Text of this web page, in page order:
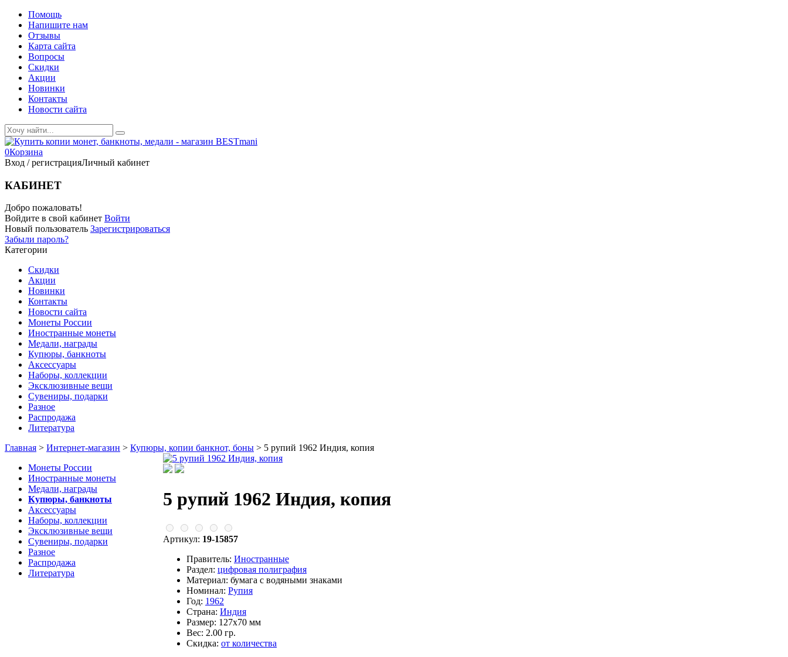
Помощь
Напишите нам
Отзывы
Карта сайта
Вопросы
Скидки
Акции
Новинки
Контакты
Новости сайта
0Корзина
Вход / регистрацияЛичный кабинет
КАБИНЕТ
Добро пожаловать!
Войдите в свой кабинет Войти
Новый пользователь Зарегистрироваться
Забыли пароль?
Категории
Скидки
Акции
Новинки
Контакты
Новости сайта
Монеты России
Иностранные монеты
Медали, награды
Купюры, банкноты
Аксессуары
Наборы, коллекции
Эксклюзивные вещи
Сувениры, подарки
Разное
Распродажа
Литература
Главная > Интернет-магазин > Купюры, копии банкнот, боны > 5 рупий 1962 Индия, копия
5 рупий 1962 Индия, копия
Артикул: 19-15857
Правитель: Иностранные
Раздел: цифровая полиграфия
Материал: бумага с водяными знаками
Номинал: Рупия
Год: 1962
Страна: Индия
Размер: 127х70 мм
Вес: 2.00 гр.
Скидка: от количества
Монеты России
Иностранные монеты
Медали, награды
Купюры, банкноты
Аксессуары
Наборы, коллекции
Эксклюзивные вещи
Сувениры, подарки
Разное
Распродажа
Литература